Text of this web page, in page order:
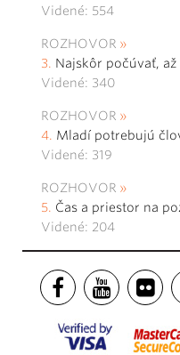
Videné: 554
ROZHOVOR
Najskôr počúvať,
Videné: 340
ROZHOVOR
Mladí potrebujú
Videné: 319
ROZHOVOR
Čas a priestor na
Videné: 204